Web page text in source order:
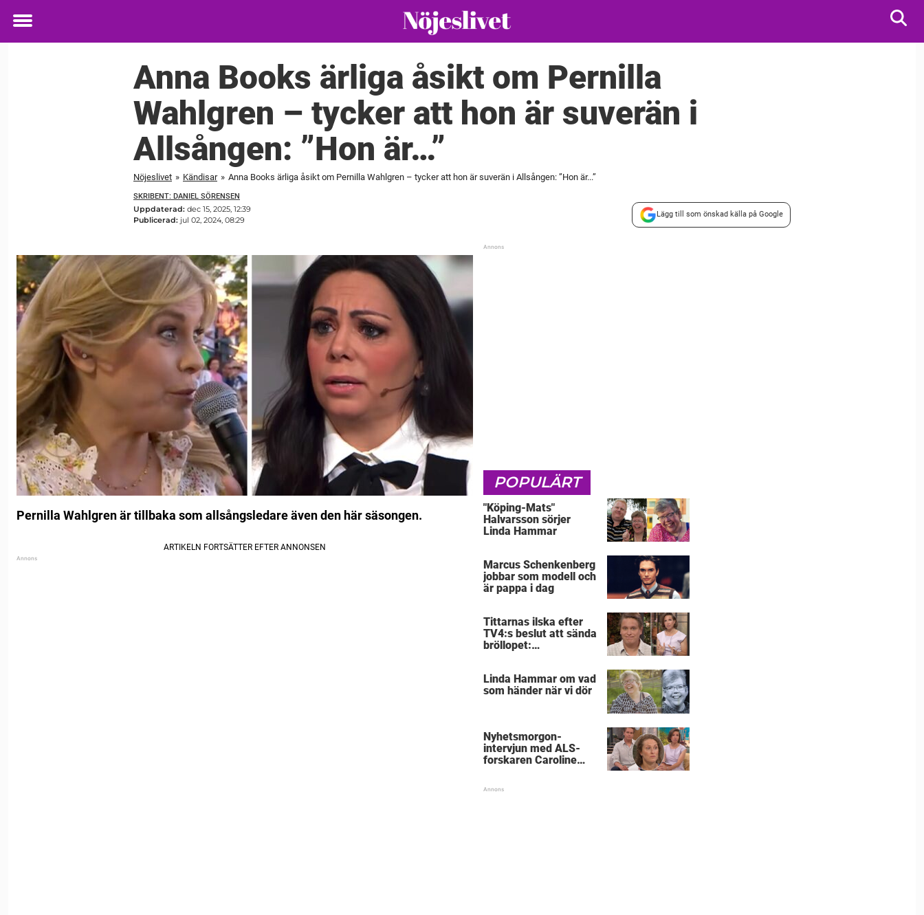
Toggle
Anna Books ärliga åsikt om Pernilla
Wahlgren – tycker att hon är suverän i
Allsången: ”Hon är…”
Nöjeslivet » Kändisar » Anna Books ärliga åsikt om Pernilla Wahlgren – tycker att hon är suverän i Allsången: ”Hon är...”
SKRIBENT: DANIEL SÖRENSEN
Uppdaterad: dec 15, 2025, 12:39
Publicerad: jul 02, 2024, 08:29
Lägg till som önskad källa på Google
Pernilla Wahlgren är tillbaka som allsångsledare även den här säsongen.
POPULÄRT
"Köping-Mats"
Halvarsson sörjer
Linda Hammar
Marcus Schenkenberg
jobbar som modell och
är pappa i dag
Tittarnas ilska efter
TV4:s beslut att sända
bröllopet:
Linda Hammar om vad
som händer när vi dör
Nyhetsmorgon-
intervjun med ALS-
forskaren Caroline